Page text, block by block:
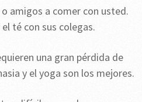
amigos a comer con usted.
té con sus colegas.
una gran pérdida de
y el yoga son los mejores.